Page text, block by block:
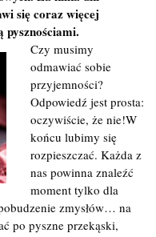
się coraz więcej
pysznościami.
Czy musimy
odmawiać sobie
przyjemności?
Odpowiedź jest prosta:
oczywiście, że nie!W
końcu lubimy się
rozpieszczać. Każda z
nas powinna znaleźć
moment tylko dla
zmysłów… na
po pyszne przekąski,